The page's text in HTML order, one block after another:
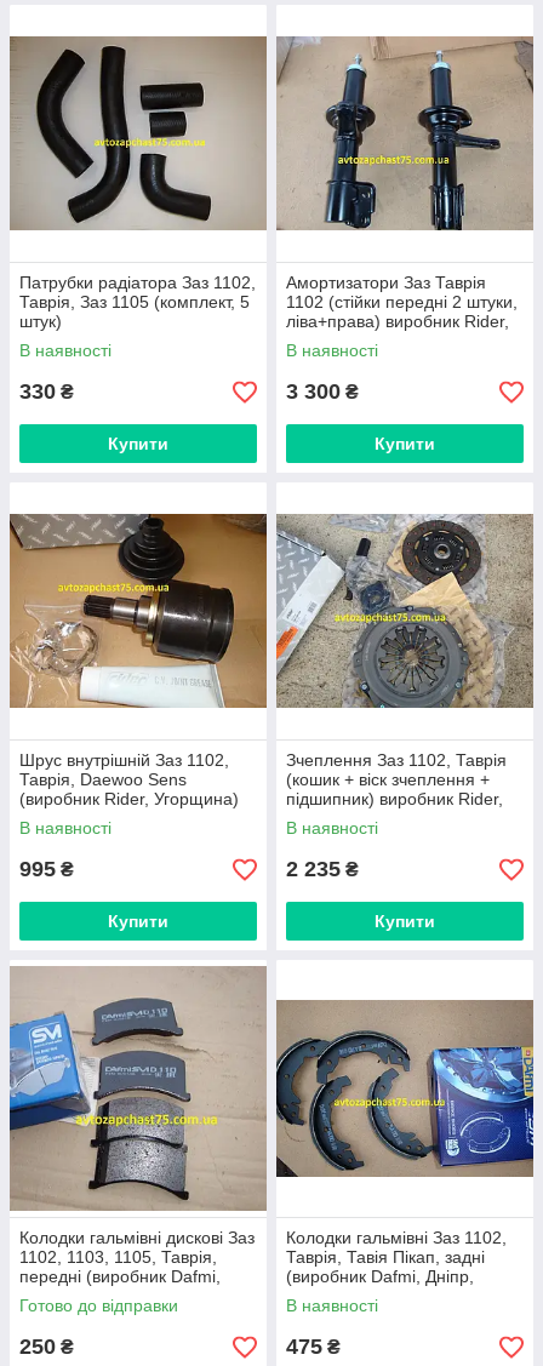
Патрубки радіатора Заз 1102,
Таврія, Заз 1105 (комплект, 5
штук)
В наявності
330 ₴
Купити
Амортизатори Заз Таврія
1102 (стійки передні 2 штуки,
ліва+права) виробник Rider,
Угорщина
В наявності
3 300 ₴
Купити
Шрус внутрішній Заз 1102,
Таврія, Daewoo Sens
(виробник Rider, Угорщина)
В наявності
995 ₴
Купити
Зчеплення Заз 1102, Таврія
(кошик + віск зчеплення +
підшипник) виробник Rider,
Угорщина
В наявності
2 235 ₴
Купити
Колодки гальмівні дискові Заз
1102, 1103, 1105, Таврія,
передні (виробник Dafmi,
Дніпр, Україна)
Готово до відправки
250 ₴
Колодки гальмівні Заз 1102,
Таврія, Тавія Пікап, задні
(виробник Dafmi, Дніпр,
Україна)
В наявності
475 ₴